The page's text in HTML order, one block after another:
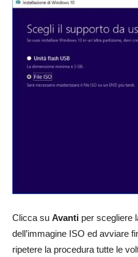
Clicca su Avanti per scegliere
dell’immagine ISO ed avviare
ripetere la procedura tutte le